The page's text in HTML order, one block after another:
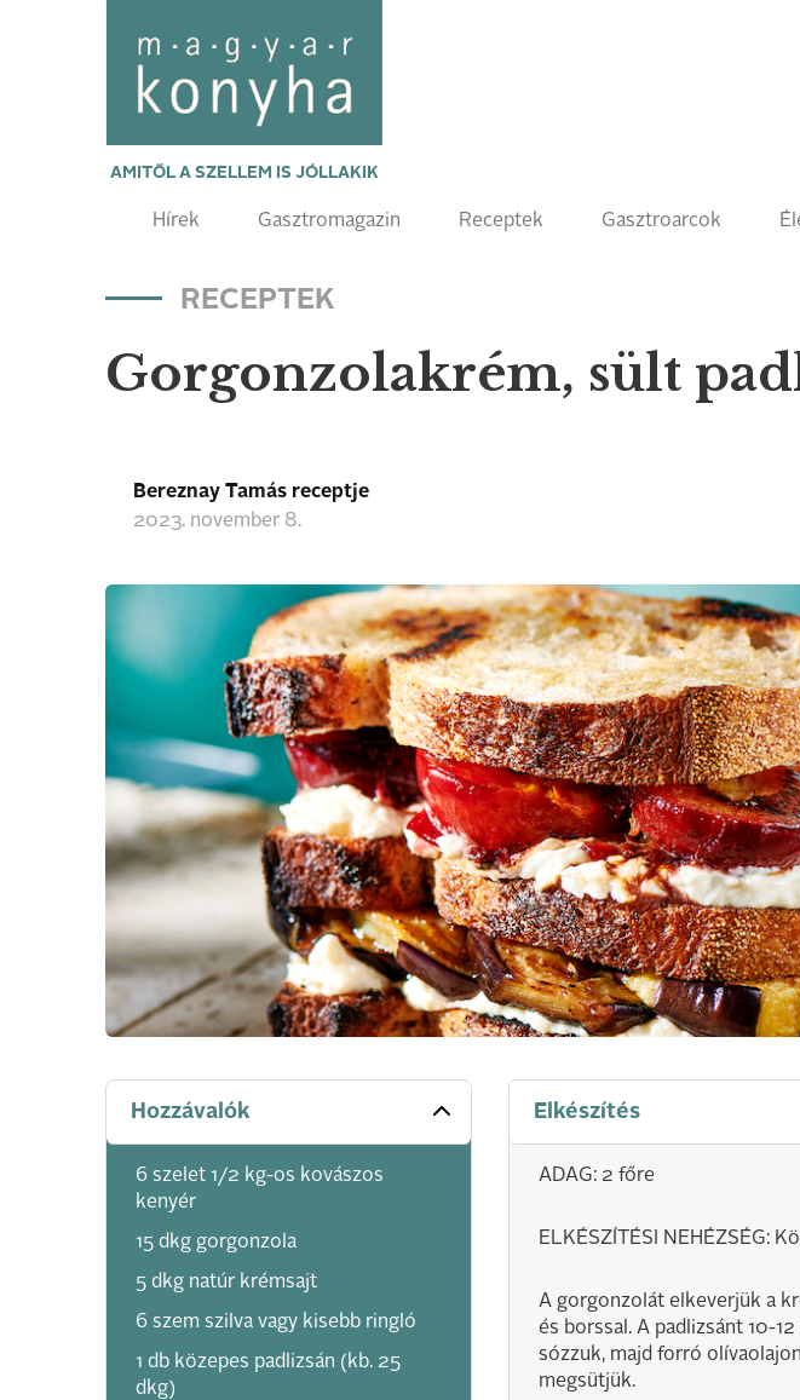
AMITŐL A SZELLEM IS JÓLLAKIK
Hírek Gasztromagazin Receptek Gasztroarcok
RECEPTEK
Gorgonzolakrém, sült
Bereznay Tamás receptje
2023. november 8.
Hozzávalók
6 szelet 1/2 kg-os kovászos
kenyér
15 dkg gorgonzola
5 dkg natúr krémsajt
6 szem szilva vagy kisebb ringló
1 db közepes padlizsán (kb. 25
dkg)
Elkészítés
ADAG: 2 főre
ELKÉSZÍTÉSI NEHÉZSÉG:
A gorgonzolát elkeverjük a
és borssal. A padlizsánt 10-
sózzuk, majd forró
megsütjük.